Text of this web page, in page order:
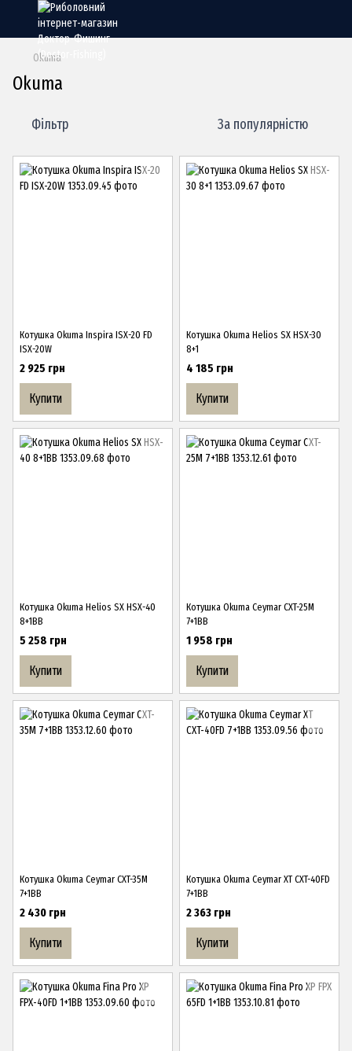
Okuma
Okuma
Фільтр За популярністю
Котушка Okuma Inspira ISX-20 FD
ISX-20W
2 925 грн
Купити
Котушка Okuma Helios SX HSX-30
8+1
4 185 грн
Купити
Котушка Okuma Helios SX HSX-40
8+1BB
5 258 грн
Купити
Котушка Okuma Ceymar CXT-25M
7+1BB
1 958 грн
Купити
Котушка Okuma Ceymar CXT-35M
7+1BB
2 430 грн
Купити
Котушка Okuma Ceymar XT CXT-40FD
7+1BB
2 363 грн
Купити